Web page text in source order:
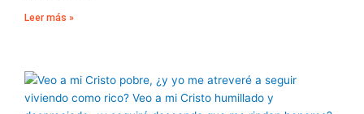
Leer más »